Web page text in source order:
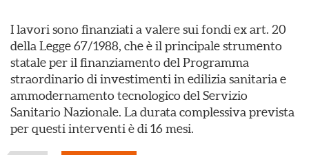
I lavori sono finanziati a valere sui fondi ex art. 20
della Legge 67/1988, che è il principale strumento
statale per il finanziamento del Programma
straordinario di investimenti in edilizia sanitaria e
ammodernamento tecnologico del Servizio
Sanitario Nazionale. La durata complessiva prevista
per questi interventi è di 16 mesi.